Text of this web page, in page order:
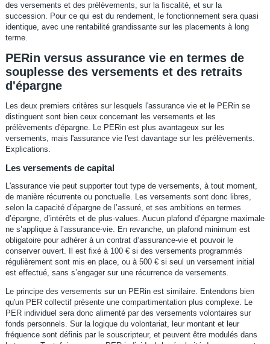
des versements et des prélèvements, sur la fiscalité, et sur la
succession. Pour ce qui est du rendement, le fonctionnement sera quasi
identique, avec une rentabilité grandissante sur les placements à long
terme.
PERin versus assurance vie en termes de
souplesse des versements et des retraits
d'épargne
Les deux premiers critères sur lesquels l'assurance vie et le PERin se
distinguent sont bien ceux concernant les versements et les
prélèvements d'épargne. Le PERin est plus avantageux sur les
versements, mais l'assurance vie l'est davantage sur les prélèvements.
Explications.
Les versements de capital
L'assurance vie peut supporter tout type de versements, à tout moment,
de manière récurrente ou ponctuelle. Les versements sont donc libres,
selon la capacité d’épargne de l’assuré, et ses ambitions en termes
d’épargne, d’intérêts et de plus-values. Aucun plafond d’épargne maximale
ne s’applique à l’assurance-vie. En revanche, un plafond minimum est
obligatoire pour adhérer à un contrat d’assurance-vie et pouvoir le
conserver ouvert. Il est fixé à 100 € si des versements programmés
régulièrement sont mis en place, ou à 500 € si seul un versement initial
est effectué, sans s’engager sur une récurrence de versements.
Le principe des versements sur un PERin est similaire. Entendons bien
qu'un PER collectif présente une compartimentation plus complexe. Le
PER individuel sera donc alimenté par des versements volontaires sur
fonds personnels. Sur la logique du volontariat, leur montant et leur
fréquence sont définis par le souscripteur, et peuvent être modulés dans